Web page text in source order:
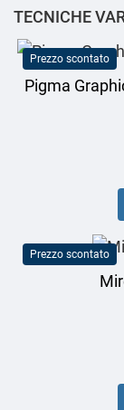
TECNICHE
Prezzo scontato
Pigma
Prezzo scontato